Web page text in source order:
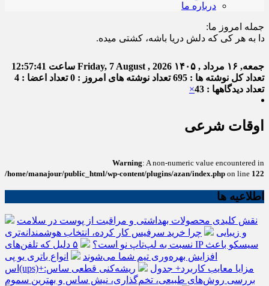
درباره ما
جمله امروز ما:
هر کی که دلش دریا باشه، کشتی میده.
جمعه, ۱۶ مرداد , ۱۴۰۵ Friday, 7 August , 2026 ساعت 12:57:42
تعداد کل نوشته ها : 695
تعداد نوشته های امروز : 0
تعداد اعضا : 4
تعداد دیدگاهها : 43
×
اوقات شرعی
Warning: A non-numeric value encountered in
/home/manajour/public_html/wp-content/plugins/azan/index.php on line 122
اطلاعیه ها
نقش کلیدی محصولات بهداشتی و مراقبت از پوست در سلامت
و زیبایی
چرا خرید سرفیس کار کرده، انتخاب هوشمندانه‌تری
نسبت به لپ‌تاپ نو است؟
۵ دلیل که تلفن‌های IP سیسکو باعث
افزایش بهره‌وری تیم شما می‌شوند
انواع باتری یو پی
اس(ups)+مزایا معایب کاربرد+ جدول
ریشه‌کنی قطعی ساس:
بررسی روش‌های طبیعی، تخم‌گذاری، نیش ساس و بهترین سموم